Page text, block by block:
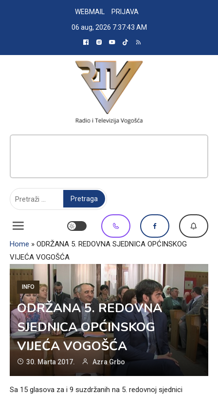
WEBMAIL
PRIJAVA
06 aug, 2026 7:37:44 AM
Home » ODRŽANA 5. REDOVNA SJEDNICA OPĆINSKOG
VIJEĆA VOGOŠĆA
INFO
ODRŽANA 5. REDOVNA
SJEDNICA OPĆINSKOG
VIJEĆA VOGOŠĆA
30. Marta 2017. Azra Grbo
Sa 15 glasova za i 9 suzdržanih na 5. redovnoj sjednici